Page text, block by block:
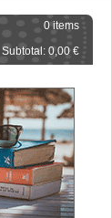
0 items
Subtotal: 0,00 €